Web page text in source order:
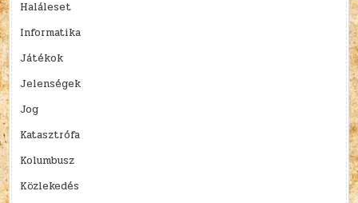
Haláleset
Informatika
Játékok
Jelenségek
Jog
Katasztrófa
Kolumbusz
Közlekedés